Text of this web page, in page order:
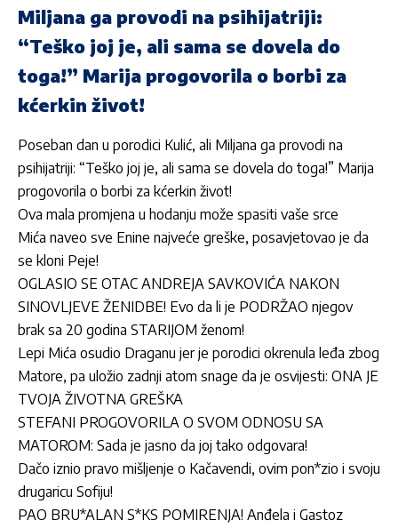
Miljana ga provodi na psihijatriji:
“Teško joj je, ali sama se dovela do
toga!” Marija progovorila o borbi za
kćerkin život!
Poseban dan u porodici Kulić, ali Miljana ga provodi na
psihijatriji: “Teško joj je, ali sama se dovela do toga!” Marija
progovorila o borbi za kćerkin život!
Ova mala promjena u hodanju može spasiti vaše srce
Mića naveo sve Enine najveće greške, posavjetovao je da
se kloni Peje!
OGLASIO SE OTAC ANDREJA SAVKOVIĆA NAKON
SINOVLJEVE ŽENIDBE! Evo da li je PODRŽAO njegov
brak sa 20 godina STARIJOM ženom!
Lepi Mića osudio Draganu jer je porodici okrenula leđa zbog
Matore, pa uložio zadnji atom snage da je osvijesti: ONA JE
TVOJA ŽIVOTNA GREŠKA
STEFANI PROGOVORILA O SVOM ODNOSU SA
MATOROM: Sada je jasno da joj tako odgovara!
Dačo iznio pravo mišljenje o Kačavendi, ovim pon*zio i svoju
drugaricu Sofiju!
PAO BRU*ALAN S*KS POMIRENJA! Anđela i Gastoz